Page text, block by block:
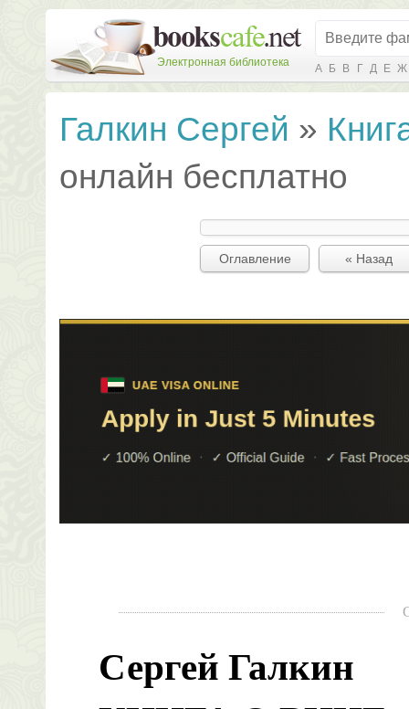
Электронная библиотека А Б В Г Д Е Ж
Галкин Сергей »
онлайн бесплатно
Оглавление « Назад
Сергей Галкин